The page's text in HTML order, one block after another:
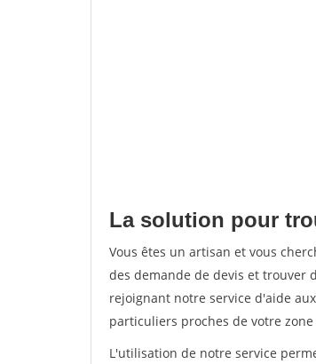
La solution pour
Vous êtes un artisan et vous
des demande de devis et trouver
rejoignant notre service d'aide
particuliers proches de votre
L'utilisation de notre service